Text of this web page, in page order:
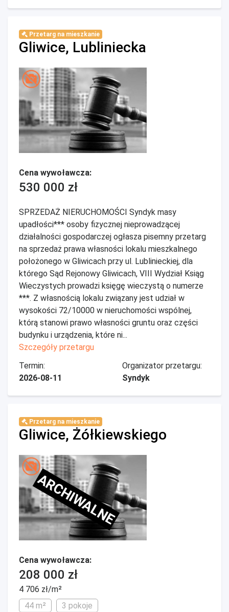
Przetarg na mieszkanie
Gliwice, Lubliniecka
Cena wywoławcza:
530 000 zł
SPRZEDAŻ NIERUCHOMOŚCI Syndyk masy
upadłości*** osoby fizycznej nieprowadzącej
działalności gospodarczej ogłasza pisemny przetarg
na sprzedaż prawa własności lokalu mieszkalnego
położonego w Gliwicach przy ul. Lublinieckiej, dla
którego Sąd Rejonowy Gliwicach, VIII Wydział Ksiąg
Wieczystych prowadzi księgę wieczystą o numerze
***. Z własnością lokalu związany jest udział w
wysokości 72/10000 w nieruchomości wspólnej,
którą stanowi prawo własności gruntu oraz części
budynku i urządzenia, które ni...
Szczegóły przetargu
Termin:
2026-08-11
Organizator przetargu:
Syndyk
Przetarg na mieszkanie
Gliwice, Żółkiewskiego
ARCHIWALNE
Cena wywoławcza:
208 000 zł
4 706 zł/m²
44 m²
3 pokoje